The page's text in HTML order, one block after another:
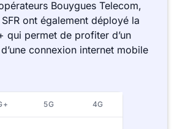
Bouygues Telecom,
ont également déployé la
qui permet de profiter d’un
connexion internet mobile
5G 4G